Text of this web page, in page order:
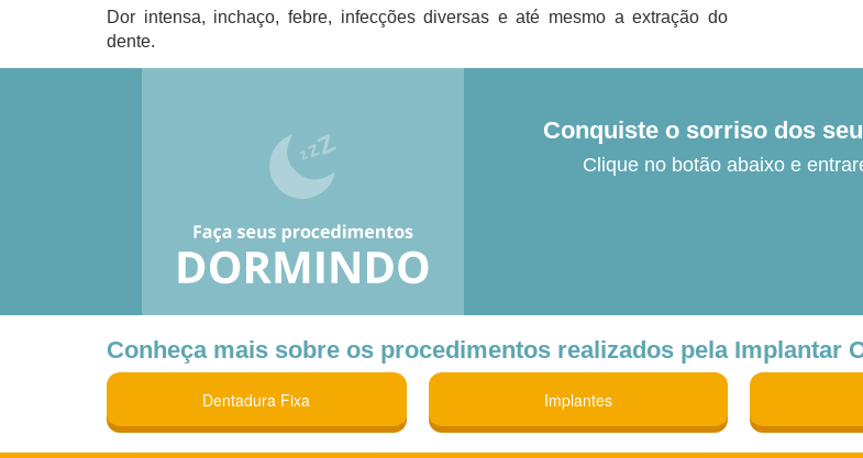
Dor intensa, inchaço, febre, infecções diversas e até mesmo a extração do
dente.
Conquiste o sorriso dos
Clique no botão abaixo e
Conheça mais sobre os procedimentos realizados pela Implantar
Dentadura Fixa Implantes